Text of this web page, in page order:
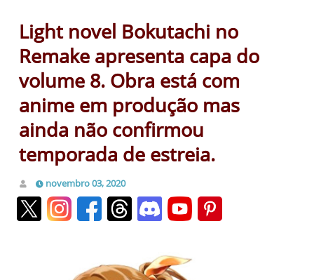
Light novel Bokutachi no
Remake apresenta capa do
volume 8. Obra está com
anime em produção mas
ainda não confirmou
temporada de estreia.
novembro 03, 2020